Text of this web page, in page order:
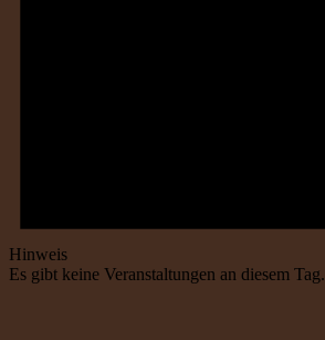
Hinweis
Es gibt keine Veranstaltungen an diesem Tag.